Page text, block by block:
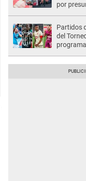
por
Partidos
del